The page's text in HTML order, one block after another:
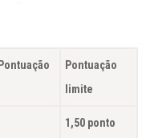
Pontuação
Pontuação
limite
1,50 ponto